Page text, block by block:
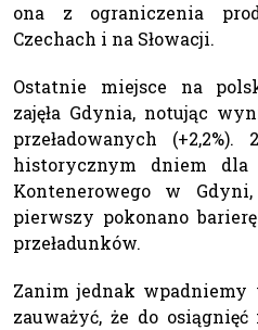
ona z ograniczenia
Czechach i na Słowacji.
Ostatnie miejsce na
zajęła Gdynia, notując
przeładowanych
historycznym dniem dla
Kontenerowego w
pierwszy pokonano
przeładunków.
Zanim jednak
zauważyć, że do